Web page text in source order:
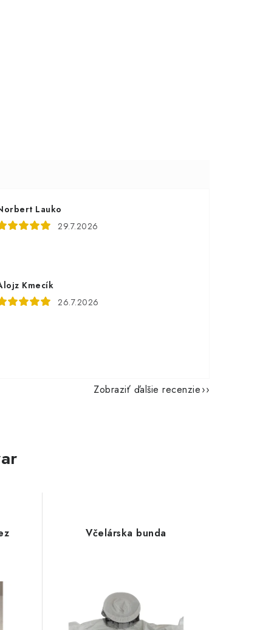
Lauko
29.7.2026
Kmecík
26.7.2026
Zobraziť ďalšie recenzie
Včelárska bunda